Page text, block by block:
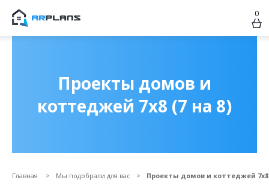
0
Проекты домов и
коттеджей 7х8 (7 на 8)
Главная Мы подобрали для вас Проекты домов и коттеджей 7х8
Продолжить покупки